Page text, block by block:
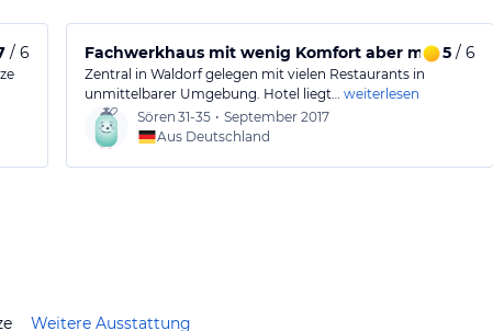
Fachwerkgebäude.
/ 6 Fachwerkhaus mit wenig Komfort aber mit Historie
5/ 6
Zentral in Waldorf gelegen mit vielen Restaurants in
unmittelbarer Umgebung. Hotel liegt… weiterlesen
Sören 31-35 • September 2017
Aus Deutschland
Weitere Ausstattung